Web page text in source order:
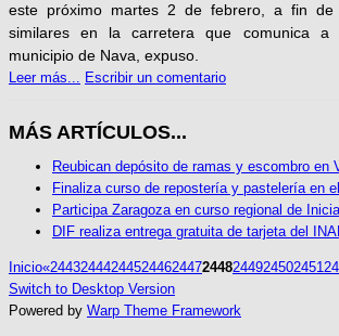
este próximo martes 2 de febrero, a fin de
similares en la carretera que comunica
municipio de Nava, expuso.
Leer más... Escribir un comentario
MÁS ARTÍCULOS...
Reubican depósito de ramas y escombro en
Finaliza curso de repostería y pastelería en
Participa Zaragoza en curso regional de
DIF realiza entrega gratuita de tarjeta del
Inicio«244324442445244624472448244924502451
Switch to Desktop Version
Powered by Warp Theme Framework